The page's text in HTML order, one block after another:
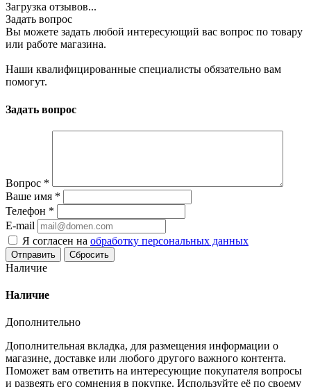
Загрузка отзывов...
Задать вопрос
Вы можете задать любой интересующий вас вопрос по товару
или работе магазина.
Наши квалифицированные специалисты обязательно вам
помогут.
Задать вопрос
Вопрос *
Ваше имя *
Телефон *
E-mail
Я согласен на обработку персональных данных
Сбросить
Наличие
Наличие
Дополнительно
Дополнительная вкладка, для размещения информации о
магазине, доставке или любого другого важного контента.
Поможет вам ответить на интересующие покупателя вопросы
и развеять его сомнения в покупке. Используйте её по своему